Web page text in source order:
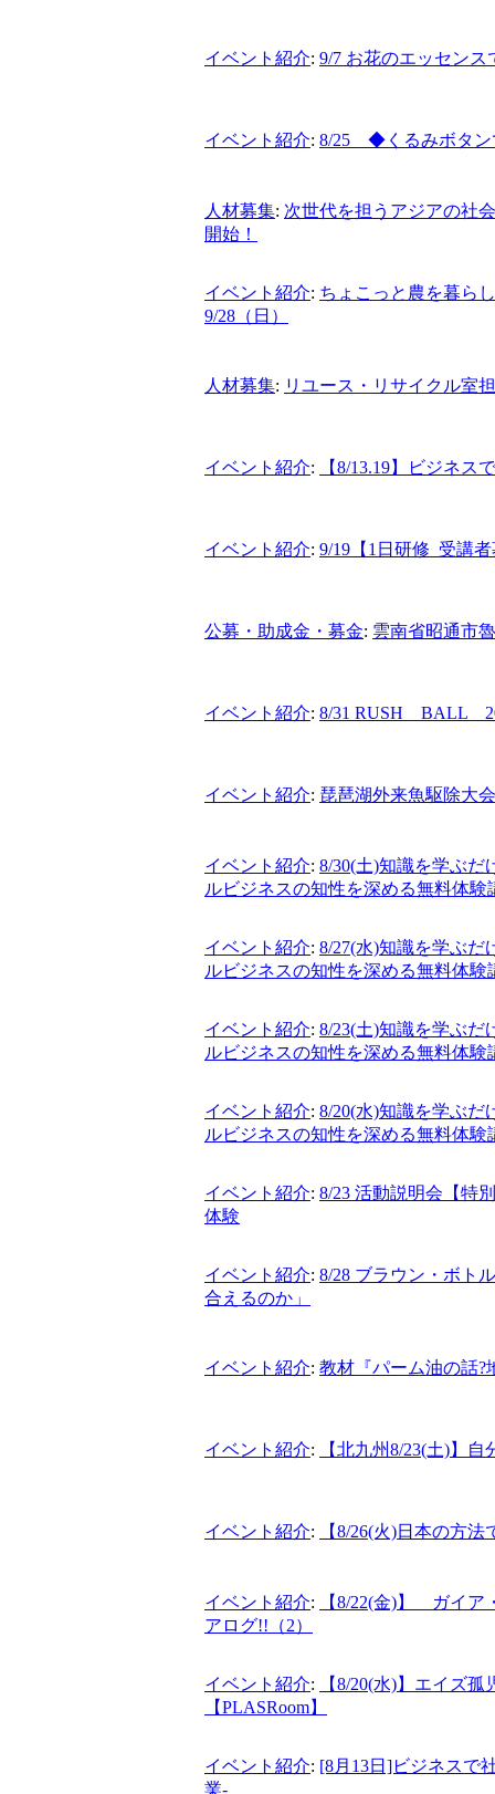
イベント紹介: 9/7 お花のエッセン
イベント紹介: 8/25 ◆くるみボタン
人材募集: 次世代を担うアジアの社
開始！
イベント紹介: ちょこっと農を暮ら
9/28（日）
人材募集: リユース・リサイクル室
イベント紹介: 【8/13.19】ビジネ
イベント紹介: 9/19【1日研修_受講
公募・助成金・募金: 雲南省昭通市
イベント紹介: 8/31 RUSH BALL
イベント紹介: 琵琶湖外来魚駆除大会
イベント紹介: 8/30(土)知識を学ぶだ
ルビジネスの知性を深める無料体験
イベント紹介: 8/27(水)知識を学ぶだ
ルビジネスの知性を深める無料体験
イベント紹介: 8/23(土)知識を学ぶだ
ルビジネスの知性を深める無料体験
イベント紹介: 8/20(水)知識を学ぶだ
ルビジネスの知性を深める無料体験
イベント紹介: 8/23 活動説明会【特
体験
イベント紹介: 8/28 ブラウン・ボト
合えるのか」
イベント紹介: 教材『パーム油の話?
イベント紹介: 【北九州8/23(土)】
イベント紹介: 【8/26(火)日本の方
イベント紹介:
【8/22(金)】 ガイア
アログ!!（2）
イベント紹介:
【8/20(水)】エイズ
【PLASRoom】
イベント紹介: [8月13日]ビジネス
業-